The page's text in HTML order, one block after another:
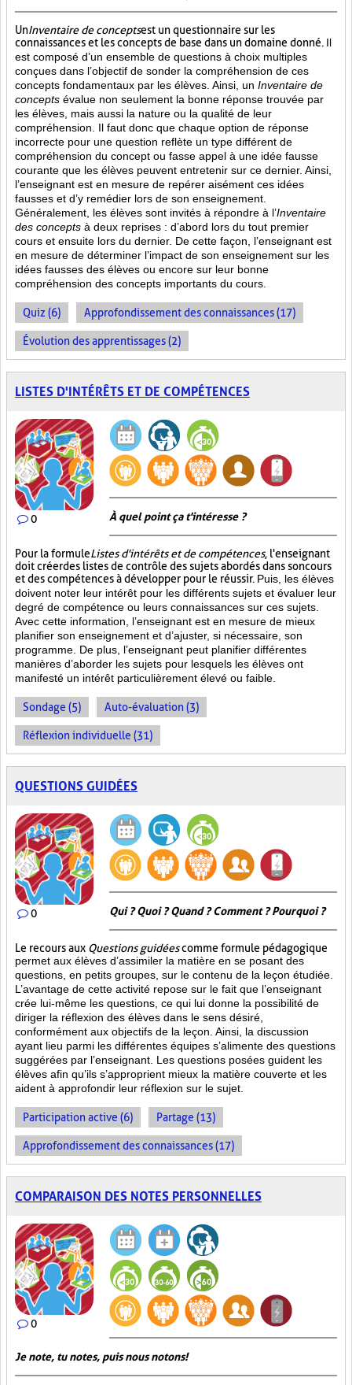
UnInventaire de conceptsest un questionnaire sur les
connaissances et les concepts de base dans un domaine donné. Il
est composé d’un ensemble de questions à choix multiples
conçues dans l’objectif de sonder la compréhension de ces
concepts fondamentaux par les élèves. Ainsi, un Inventaire de
concepts évalue non seulement la bonne réponse trouvée par
les élèves, mais aussi la nature ou la qualité de leur
compréhension. Il faut donc que chaque option de réponse
incorrecte pour une question reflète un type différent de
compréhension du concept ou fasse appel à une idée fausse
courante que les élèves peuvent entretenir sur ce dernier. Ainsi,
l’enseignant est en mesure de repérer aisément ces idées
fausses et d’y remédier lors de son enseignement.
Généralement, les élèves sont invités à répondre à l’Inventaire
des concepts à deux reprises : d’abord lors du tout premier
cours et ensuite lors du dernier. De cette façon, l’enseignant est
en mesure de déterminer l’impact de son enseignement sur les
idées fausses des élèves ou encore sur leur bonne
compréhension des concepts importants du cours.
Quiz (6) Approfondissement des connaissances (17)
Évolution des apprentissages (2)
LISTES D'INTÉRÊTS ET DE COMPÉTENCES
0 À quel point ça t'intéresse ?
Pour la formuleListes d'intérêts et de compétences, l'enseignant
doit créer des listes de contrôle des sujets abordés dans son cours
et des compétences à développer pour le réussir. Puis, les élèves
doivent noter leur intérêt pour les différents sujets et évaluer leur
degré de compétence ou leurs connaissances sur ces sujets.
Avec cette information, l’enseignant est en mesure de mieux
planifier son enseignement et d’ajuster, si nécessaire, son
programme. De plus, l’enseignant peut planifier différentes
manières d’aborder les sujets pour lesquels les élèves ont
manifesté un intérêt particulièrement élevé ou faible.
Sondage (5) Auto-évaluation (3)
Réflexion individuelle (31)
QUESTIONS GUIDÉES
0 Qui ? Quoi ? Quand ? Comment ? Pourquoi ?
Le recours aux Questions guidéescomme formule pédagogique
permet aux élèves d’assimiler la matière en se posant des
questions, en petits groupes, sur le contenu de la leçon étudiée.
L’avantage de cette activité repose sur le fait que l’enseignant
crée lui-même les questions, ce qui lui donne la possibilité de
diriger la réflexion des élèves dans le sens désiré,
conformément aux objectifs de la leçon. Ainsi, la discussion
ayant lieu parmi les différentes équipes s’alimente des questions
suggérées par l’enseignant. Les questions posées guident les
élèves afin qu’ils s’approprient mieux la matière couverte et les
aident à approfondir leur réflexion sur le sujet.
Participation active (6) Partage (13)
Approfondissement des connaissances (17)
COMPARAISON DES NOTES PERSONNELLES
0
Je note, tu notes, puis nous notons!